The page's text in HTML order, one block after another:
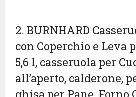
2. BURNHARD
con Coperchio e Leva
5,6 l, casseruola per
all’aperto, calderone,